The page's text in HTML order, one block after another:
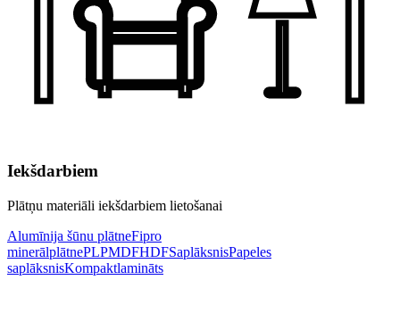
Iekšdarbiem
Plātņu materiāli iekšdarbiem lietošanai
Alumīnija šūnu plātneFipro
minerālplātnePLPMDFHDFSaplāksnisPapeles
saplāksnisKompaktlamināts